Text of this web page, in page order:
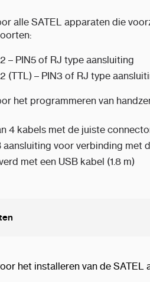
alle SATEL apparaten die
– PIN5 of RJ type aansluiting
(TTL) – PIN3 of RJ type
het programmeren van
4 kabels met de juiste
aansluiting voor verbinding met
met een USB kabel (1.8 m)
het installeren van de SATEL